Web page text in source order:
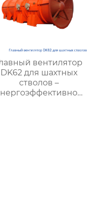
вентилятор
DK62 для шахтных
стволов –